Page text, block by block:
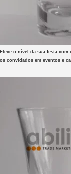
Eleve o nível da sua festa
os convidados em eventos e